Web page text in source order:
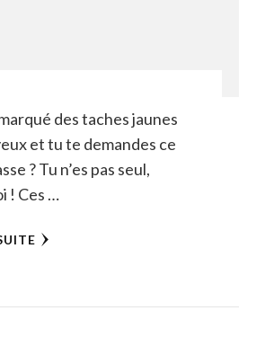
des taches jaunes
et tu te demandes ce
? Tu n’es pas seul,
! Ces …